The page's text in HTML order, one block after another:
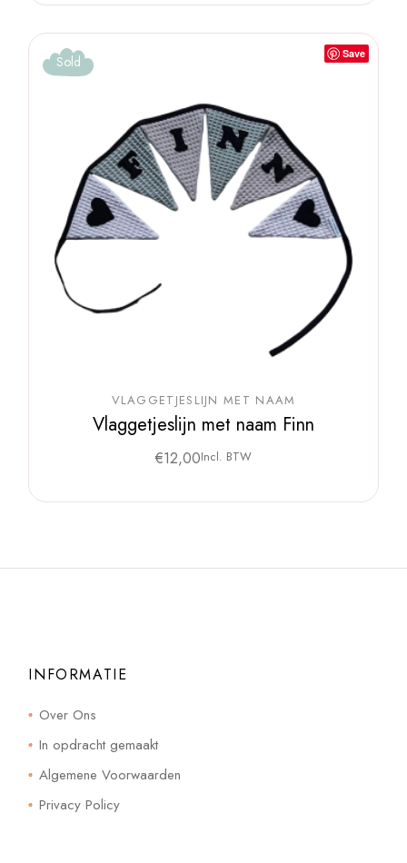
Save
Sold
VLAGGETJESLIJN MET NAAM
Vlaggetjeslijn met naam Finn
€12,00Incl. BTW
INFORMATIE
Over Ons
In opdracht gemaakt
Algemene Voorwaarden
Privacy Policy